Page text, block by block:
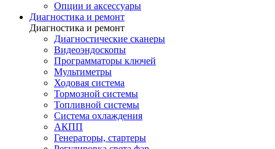
Опции и аксессуары
Диагностика и ремонт
Диагностика и ремонт
Диагностические сканеры
Видеоэндоскопы
Программаторы ключей
Мультиметры
Ходовая система
Тормозной системы
Топливной системы
Система охлаждения
АКПП
Генераторы, стартеры